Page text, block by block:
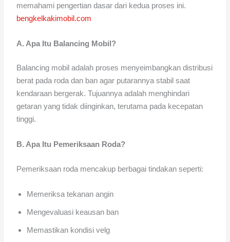
memahami pengertian dasar dari kedua proses ini.
bengkelkakimobil.com
A. Apa Itu Balancing Mobil?
Balancing mobil adalah proses menyeimbangkan distribusi
berat pada roda dan ban agar putarannya stabil saat
kendaraan bergerak. Tujuannya adalah menghindari
getaran yang tidak diinginkan, terutama pada kecepatan
tinggi.
B. Apa Itu Pemeriksaan Roda?
Pemeriksaan roda mencakup berbagai tindakan seperti:
Memeriksa tekanan angin
Mengevaluasi keausan ban
Memastikan kondisi velg